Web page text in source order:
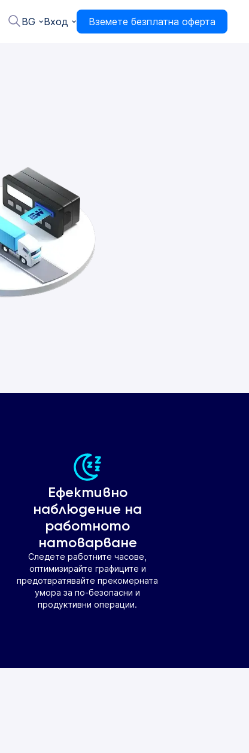
BG Вход Вземете безплатна оферта
Ефективно
наблюдение на
работното
натоварване
Следете работните часове,
оптимизирайте графиците и
предотвратявайте прекомерната
умора за по-безопасни и
продуктивни операции.